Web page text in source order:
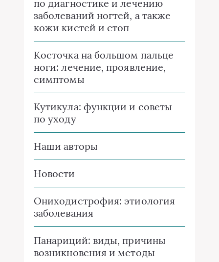
по диагностике и лечению
заболеваний ногтей, а также
кожи кистей и стоп
Косточка на большом пальце
ноги: лечение, проявление,
симптомы
Кутикула: функции и советы
по уходу
Наши авторы
Новости
Ониходистрофия: этиология
заболевания
Панариций: виды, причины
возникновения и методы